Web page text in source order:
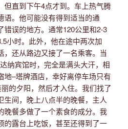
但直到下午4点才到。车上热气腾
语。他可能没有得到适当的通
错误的地方。通常120公里和2-3
小时。此外，他在途中两次加
，还从路边又接了一名乘客。当
纳宾馆时，完全是满头大汗，相
地–塔牌酒店，幸好离停车场只有
的夕阳，然后才入住。我们找了
生间，晚上八点半的晚餐，主人
晚餐多做了一个素食的成分。我
的露台上吃饭，甚至还得到了一